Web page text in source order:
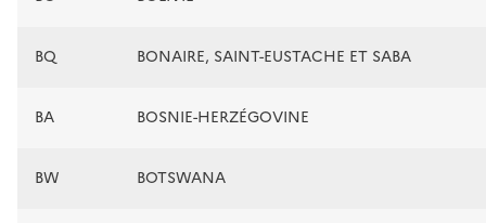
BQ BONAIRE, SAINT-EUSTACHE ET SABA
BA BOSNIE-HERZÉGOVINE
BW BOTSWANA